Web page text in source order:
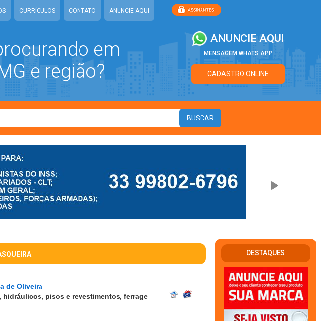
CURRÍCULOS CONTATO ANUNCIE AQUI
em
e região?
ANUNCIE AQUI
MENSAGEM WHATS APP
CADASTRO ONLINE
de Oliveira
pisos e revestimentos, ferrage
DESTAQUES